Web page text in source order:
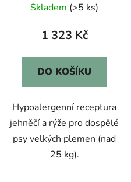
Skladem (>5 ks)
1 323 Kč
DO KOŠÍKU
Hypoalergenní receptura
jehněčí a rýže pro dospělé
psy velkých plemen (nad
25 kg).